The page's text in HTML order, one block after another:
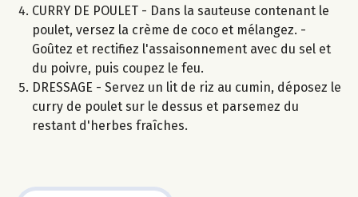
CURRY DE POULET - Dans la sauteuse contenant le
poulet, versez la crème de coco et mélangez. -
Goûtez et rectifiez l'assaisonnement avec du sel et
du poivre, puis coupez le feu.
DRESSAGE - Servez un lit de riz au cumin, déposez le
curry de poulet sur le dessus et parsemez du
restant d'herbes fraîches.